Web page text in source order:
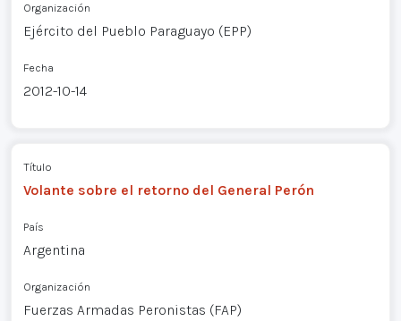
Organización
Ejército del Pueblo Paraguayo (EPP)
Fecha
2012-10-14
Título
Volante sobre el retorno del General Perón
País
Argentina
Organización
Fuerzas Armadas Peronistas (FAP)